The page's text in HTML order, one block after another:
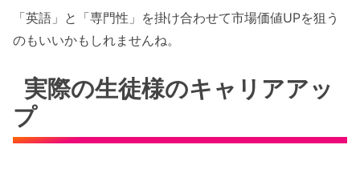
「英語」と「専門性」を掛け合わせて市場価値UPを狙う
のもいいかもしれませんね。
実際の生徒様のキャリアアッ
プ